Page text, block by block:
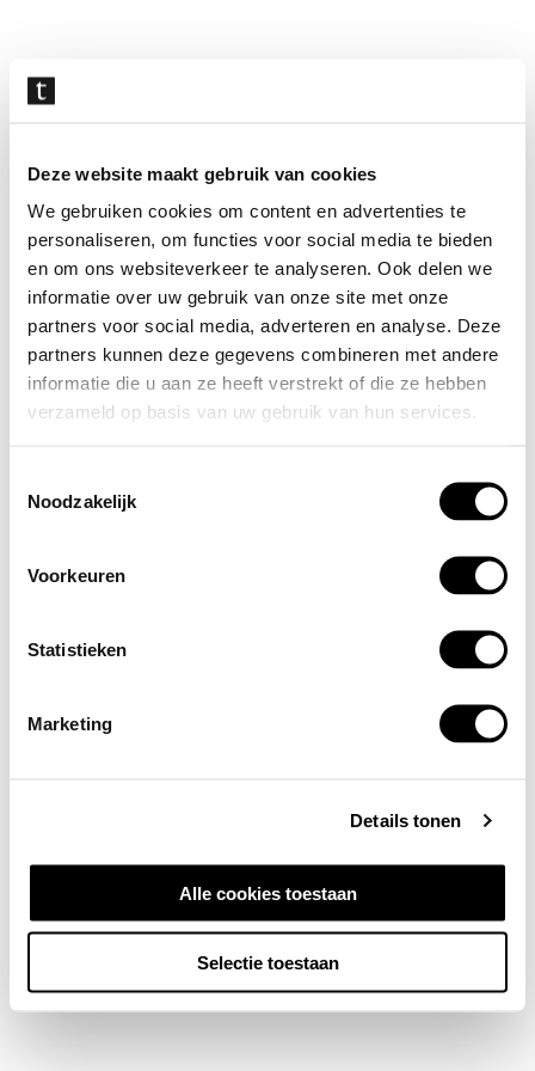
Deze website maakt gebruik van cookies
We gebruiken cookies om content en advertenties te
personaliseren, om functies voor social media te bieden
en om ons websiteverkeer te analyseren. Ook delen we
informatie over uw gebruik van onze site met onze
partners voor social media, adverteren en analyse. Deze
partners kunnen deze gegevens combineren met andere
informatie die u aan ze heeft verstrekt of die ze hebben
verzameld op basis van uw gebruik van hun services.
Noodzakelijk
Voorkeuren
Statistieken
Marketing
Details tonen
Alle cookies toestaan
Selectie toestaan
overslaan